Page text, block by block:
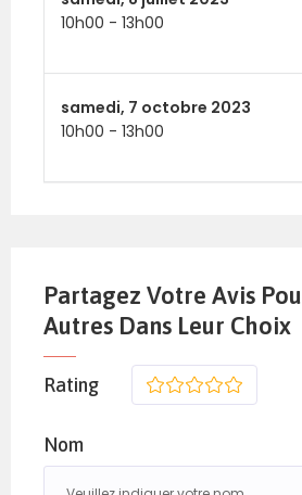
10h00 - 13h00
samedi, 7 octobre 2023
10h00 - 13h00
Partagez Votre Avis
Autres Dans Leur Choix
Rating 5
4
3
2
Nom